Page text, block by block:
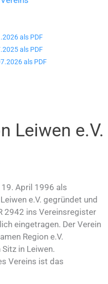
als PDF
als PDF
als PDF
Leiwen e.V.
April 1996 als
e.V. gegründet und
2942 ins Vereinsregister
eingetragen. Der Verein
Region e.V.
in Leiwen.
Vereins ist das